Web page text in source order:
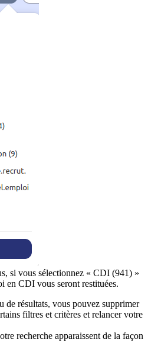
si vous sélectionnez « CDI (941) »
en CDI vous seront restituées.
de résultats, vous pouvez supprimer
filtres et critères et relancer votre
recherche apparaissent de la façon